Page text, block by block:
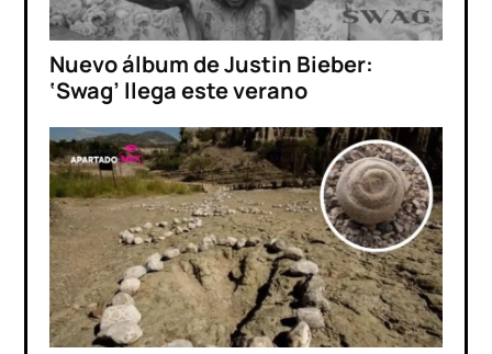
Nuevo álbum de Justin Bieber:
‘Swag’ llega este verano